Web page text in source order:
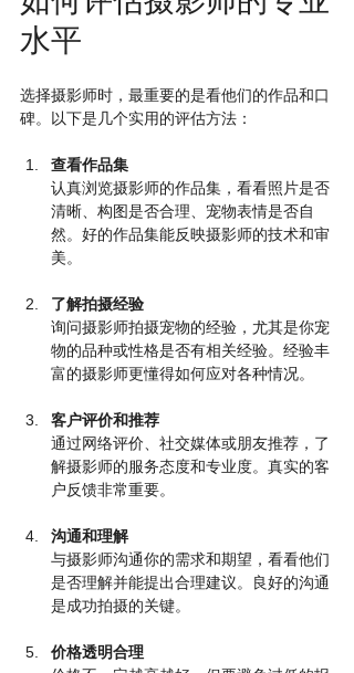
水平
选择摄影师时，最重要的是看他们的作品和口
碑。以下是几个实用的评估方法：
查看作品集
认真浏览摄影师的作品集，看看照片是否
清晰、构图是否合理、宠物表情是否自
然。好的作品集能反映摄影师的技术和审
美。
了解拍摄经验
询问摄影师拍摄宠物的经验，尤其是你宠
物的品种或性格是否有相关经验。经验丰
富的摄影师更懂得如何应对各种情况。
客户评价和推荐
通过网络评价、社交媒体或朋友推荐，了
解摄影师的服务态度和专业度。真实的客
户反馈非常重要。
沟通和理解
与摄影师沟通你的需求和期望，看看他们
是否理解并能提出合理建议。良好的沟通
是成功拍摄的关键。
价格透明合理